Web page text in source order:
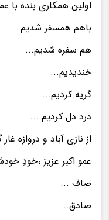
اولین همکاری بنده با
باهم همسفر شدیم...
هم سفره شدیم...
خندیدیم...
گریه کردیم...
درد دل کردیم ...
از نازی آباد و دروازه
عمو اکبر عزیز ،خودِ
صاف ...
صادق...